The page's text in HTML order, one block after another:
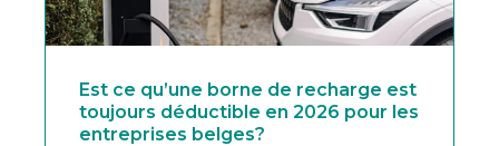
Est ce qu’une borne de recharge est
toujours déductible en 2026 pour les
entreprises belges?